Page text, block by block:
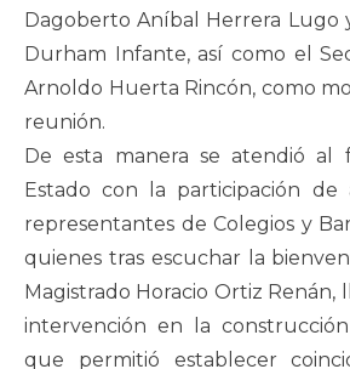
Dagoberto Aníbal Herrera Lugo
Durham Infante, así como el
Arnoldo Huerta Rincón, como
reunión.
De esta manera se atendió al
Estado con la participación
representantes de Colegios y
quienes tras escuchar la
Magistrado Horacio Ortiz Renán,
intervención en la
que permitió establecer